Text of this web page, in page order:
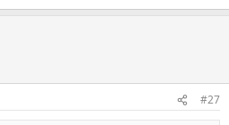
#27